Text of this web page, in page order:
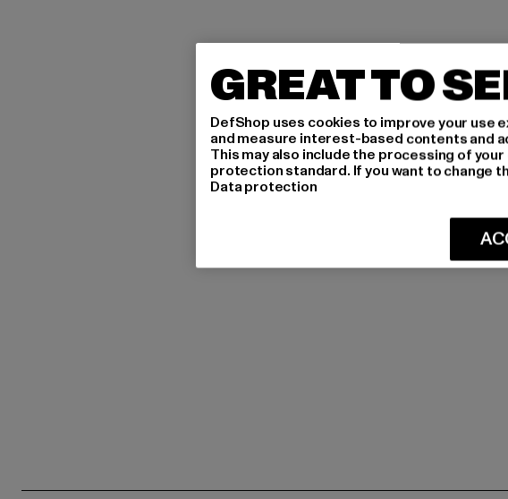
GREAT TO
DefShop uses cookies to improve your use
and measure interest-based contents and
This may also include the processing of
protection standard. If you want to change
Data protection